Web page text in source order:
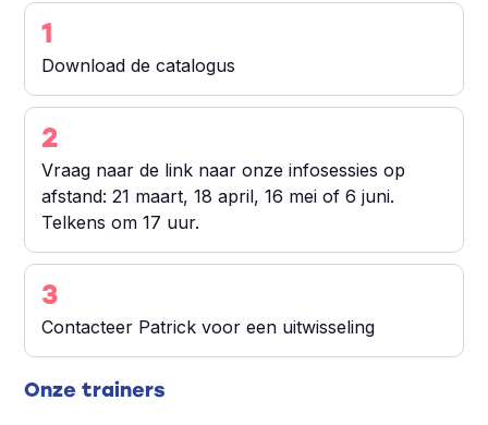
1
Download de catalogus
2
Vraag naar de link naar onze infosessies op
afstand: 21 maart, 18 april, 16 mei of 6 juni.
Telkens om 17 uur.
3
Contacteer Patrick voor een uitwisseling
Onze trainers